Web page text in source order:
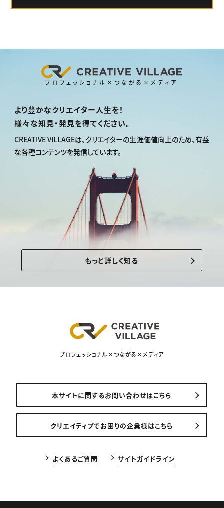
プロフェッショナル×つながる×メディア
より豊かなクリエイター人生を！
様々な知見・発見を得てください。
CREATIVE VILLAGEは、クリエイターの生涯価値向上のため、有益
な各種コンテンツを発信しています。
もっと詳しく知る
プロフェッショナル×つながる×メディア
本サイトに関するお問い合わせはこちら
クリエイティブでお困りの企業様はこちら
よくあるご質問 サイトガイドライン